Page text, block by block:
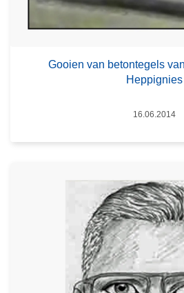
Gooien van betontegels
Heppignies
Datum
16.06.2014